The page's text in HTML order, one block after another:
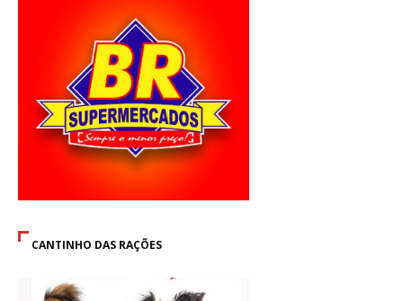
CANTINHO DAS RAÇÕES